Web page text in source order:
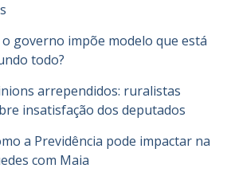
governo impõe modelo que está
todo?
arrependidos: ruralistas
insatisfação dos deputados
a Previdência pode impactar na
com Maia